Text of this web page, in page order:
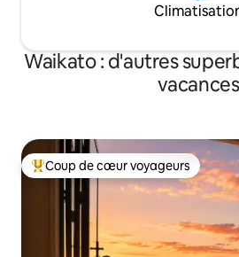
Waikato : d'autres
vacances
Coups de cœur voyageurs les plus
Coup de cœur voyageurs